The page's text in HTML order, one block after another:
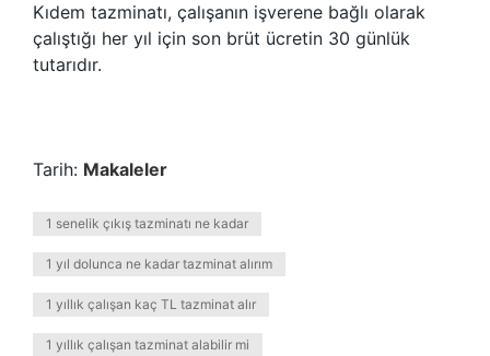
Kıdem tazminatı, çalışanın işverene bağlı olarak
çalıştığı her yıl için son brüt ücretin 30 günlük
tutarıdır.
Tarih: Makaleler
1 senelik çıkış tazminatı ne kadar
1 yıl dolunca ne kadar tazminat alırım
1 yıllık çalışan kaç TL tazminat alır
1 yıllık çalışan tazminat alabilir mi